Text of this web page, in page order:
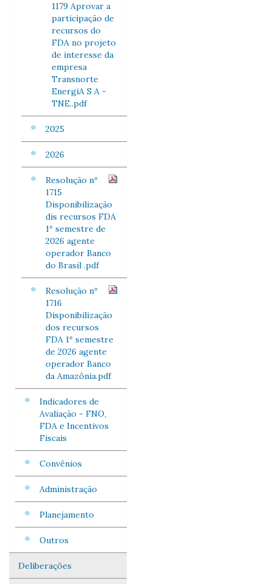
1179 Aprovar a
participação de
recursos do
FDA no projeto
de interesse da
empresa
Transnorte
EnergiA S A -
TNE..pdf
2025
2026
Resolução nº
1715
Disponibilização
dis recursos FDA
1º semestre de
2026 agente
operador Banco
do Brasil .pdf
Resolução nº
1716
Disponibilização
dos recursos
FDA 1º semestre
de 2026 agente
operador Banco
da Amazônia.pdf
Indicadores de
Avaliação - FNO,
FDA e Incentivos
Fiscais
Convênios
Administração
Planejamento
Outros
Deliberações